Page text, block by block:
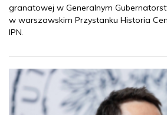
granatowej w Generalnym
w warszawskim Przystanku Historia
IPN.